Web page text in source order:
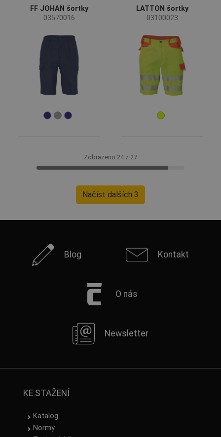
FF JOHAN šortky
03570016
LATTON šortky
03100023
Zobrazeno 24 z 27
Načíst dalších 3
Blog Kontakt
O nás
Newsletter
KE STAŽENÍ
Katalog
Normy